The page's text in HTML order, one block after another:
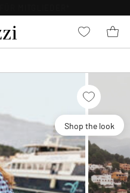
Shop the look